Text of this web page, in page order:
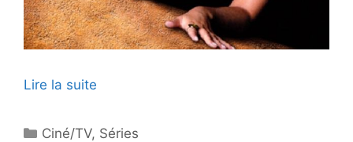
Lire la suite
Catégories
Ciné/TV, Séries